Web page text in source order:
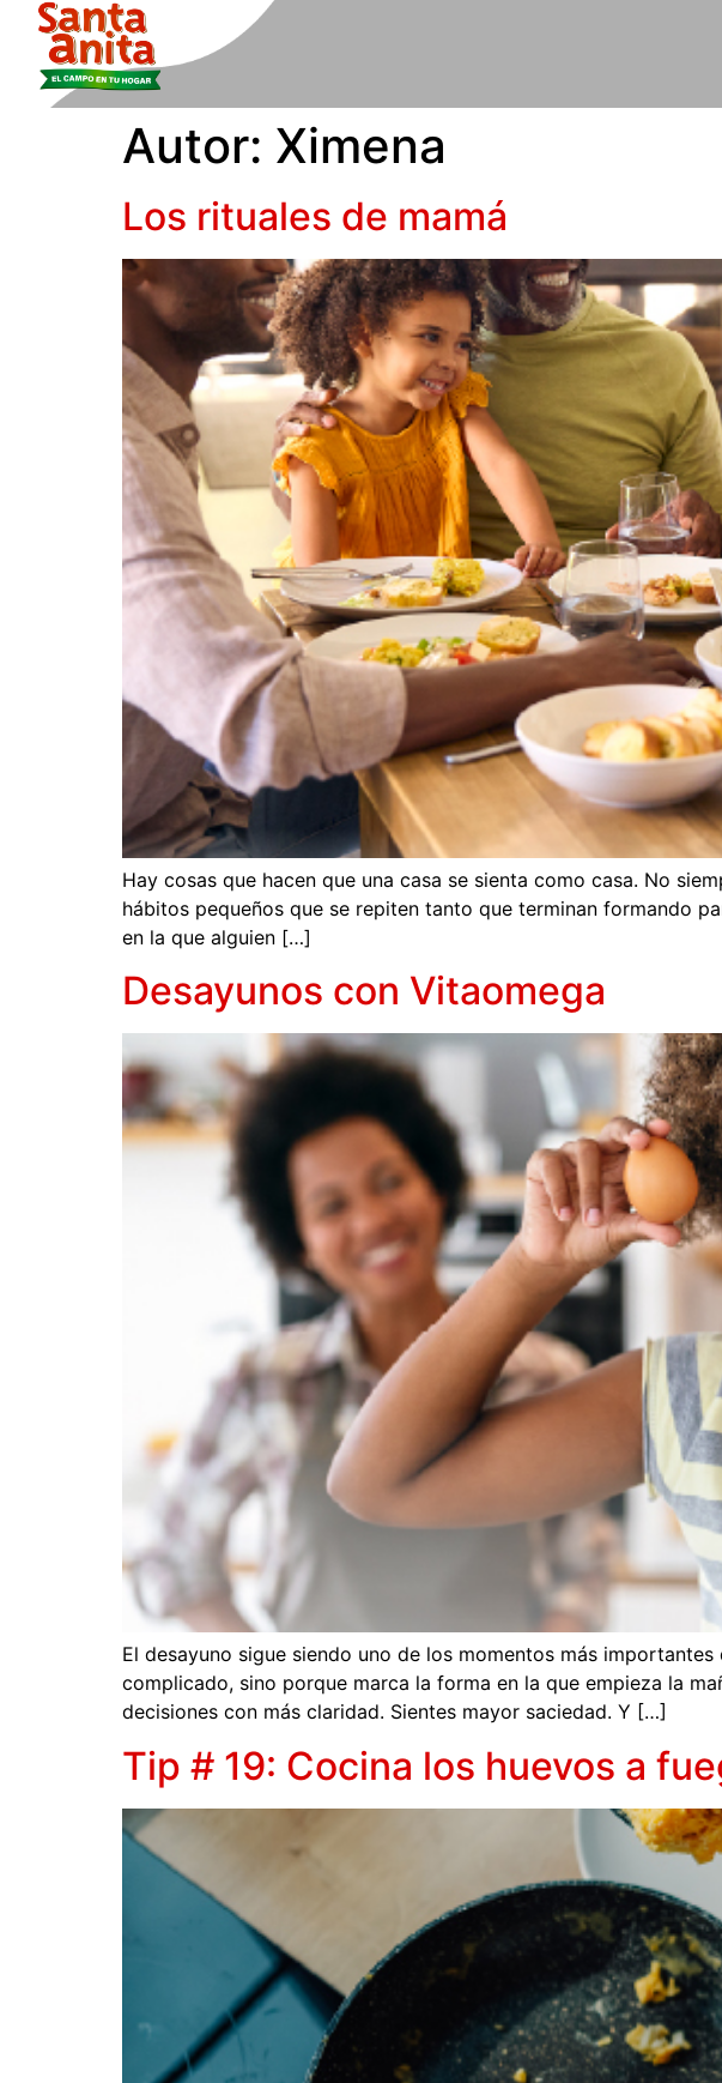
Autor: Ximena
Los rituales de mamá
Hay cosas que hacen que una casa se sienta como casa. No
hábitos pequeños que se repiten tanto que terminan formando
en la que alguien […]
Desayunos con Vitaomega
El desayuno sigue siendo uno de los momentos más
complicado, sino porque marca la forma en la que empieza la
decisiones con más claridad. Sientes mayor saciedad. Y […]
Tip # 19: Cocina los huevos a